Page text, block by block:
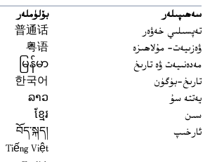
سەھىپىلەر
تەپسىلىي خەۋەر
ۋەزىيەت- مۇلاھىزە
مەدەنىيەت ۋە تارىخ
تارىخ-بۈگۈن
يەتتە سۇ
سىن
ئارخىپ
بۆلۈملەر
普通话
粤语
မြန်မာ
한국어
ລາວ
ខ្មែរ
བོད་སྐད།
Tiếng Việt